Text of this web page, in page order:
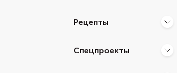
Рецепты
Спецпроекты